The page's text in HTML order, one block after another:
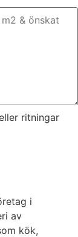
ritningar
i
av
kök,